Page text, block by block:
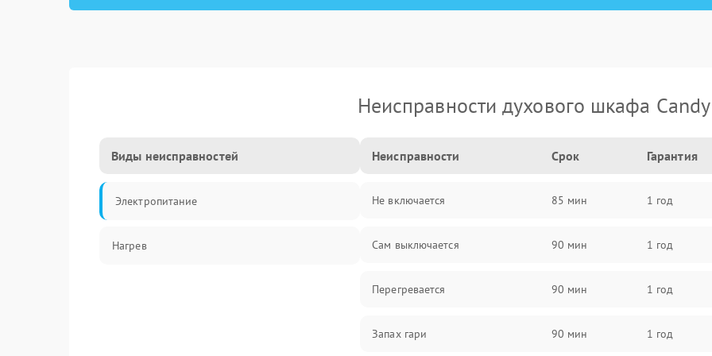
Неисправности духового шкафа Candy
Виды неисправностей
Электропитание
Нагрев
Неисправности Срок Гарантия
Не включается 85 мин 1 год
Сам выключается 90 мин 1 год
Перегревается 90 мин 1 год
Запах гари 90 мин 1 год